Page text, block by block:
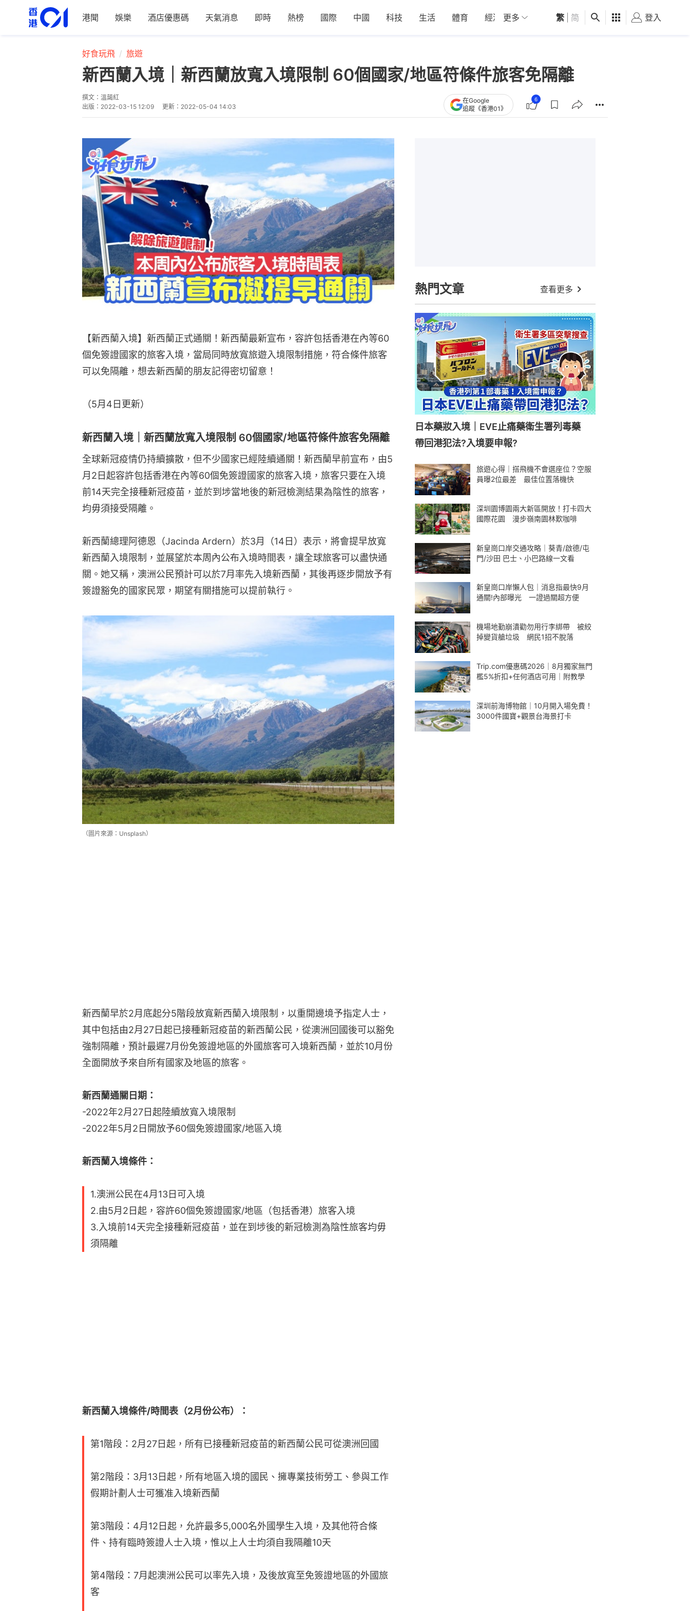
港聞 娛樂 酒店優惠碼 天氣消息 即時 熱榜 國際 中國 科技 生活 體育 經濟 01深圳 觀點 健康 好食玩飛
更多 繁 简 登入
好食玩飛 旅遊
新西蘭入境｜新西蘭放寬入境限制 60個國家/地區符條件旅客免隔離
撰文： 溫藹紅
出版： 2022-03-15 12:09 更新： 2022-05-04 14:03
在Google
追蹤《香港01》
6
【新西蘭入境】新西蘭正式通關！新西蘭最新宣布，容許包括香港在內等60
個免簽證國家的旅客入境，當局同時放寬旅遊入境限制措施，符合條件旅客
可以免隔離，想去新西蘭的朋友記得密切留意！
（5月4日更新）
新西蘭入境｜新西蘭放寬入境限制 60個國家/地區符條件旅客免隔離
全球新冠疫情仍持續擴散，但不少國家已經陸續通關！新西蘭早前宣布，由5
月2日起容許包括香港在內等60個免簽證國家的旅客入境，旅客只要在入境
前14天完全接種新冠疫苗，並於到埗當地後的新冠檢測結果為陰性的旅客，
均毋須接受隔離。
新西蘭總理阿德恩（Jacinda Ardern）於3月（14日）表示，將會提早放寬
新西蘭入境限制，並展望於本周內公布入境時間表，讓全球旅客可以盡快通
關。她又稱，澳洲公民預計可以於7月率先入境新西蘭，其後再逐步開放予有
簽證豁免的國家民眾，期望有關措施可以提前執行。
（圖片來源：Unsplash）
新西蘭早於2月底起分5階段放寬新西蘭入境限制，以重開邊境予指定人士，
其中包括由2月27日起已接種新冠疫苗的新西蘭公民，從澳洲回國後可以豁免
強制隔離，預計最遲7月份免簽證地區的外國旅客可入境新西蘭，並於10月份
全面開放予來自所有國家及地區的旅客。
新西蘭通關日期：
-2022年2月27日起陸續放寬入境限制
-2022年5月2日開放予60個免簽證國家/地區入境
新西蘭入境條件：
1.澳洲公民在4月13日可入境
2.由5月2日起，容許60個免簽證國家/地區（包括香港）旅客入境
3.入境前14天完全接種新冠疫苗，並在到埗後的新冠檢測為陰性旅客均毋
須隔離
新西蘭入境條件/時間表（2月份公布）：
第1階段：2月27日起，所有已接種新冠疫苗的新西蘭公民可從澳洲回國
第2階段：3月13日起，所有地區入境的國民、擁專業技術勞工、參與工作
假期計劃人士可獲准入境新西蘭
第3階段：4月12日起，允許最多5,000名外國學生入境，及其他符合條
件、持有臨時簽證人士入境，惟以上人士均須自我隔離10天
第4階段：7月起澳洲公民可以率先入境，及後放寬至免簽證地區的外國旅
客
熱門文章 查看更多
日本藥妝入境｜EVE止痛藥衛生署列毒藥
帶回港犯法?入境要申報?
旅遊心得｜搭飛機不會選座位？空服
員曝2位最差 最佳位置落機快
深圳園博園兩大新區開放！打卡四大
國際花園 漫步嶺南園林歎咖啡
新皇崗口岸交通攻略｜葵青/啟德/屯
門/沙田 巴士、小巴路線一文看
新皇崗口岸懶人包｜消息指最快9月
通關!內部曝光 一證過關超方便
機場地勤崩潰勸勿用行李綁帶 被絞
掉變貨艙垃圾 網民1招不脫落
Trip.com優惠碼2026｜8月獨家無門
檻5%折扣+任何酒店可用｜附教學
深圳前海博物館｜10月開入場免費！
3000件國寶+觀景台海景打卡